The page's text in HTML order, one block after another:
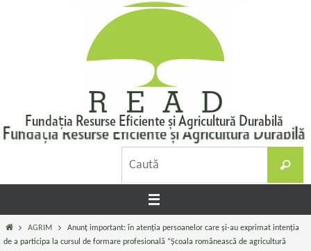
Caută
Prima
pagină
AGRIM
Anunț important: în atenția persoanelor care și-au exprimat intenția
de a participa la cursul de formare profesională “Școala românească de agricultură